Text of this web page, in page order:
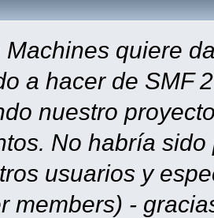
Machines quiere
a hacer de SMF
nuestro
No habría
usuarios y
members) -